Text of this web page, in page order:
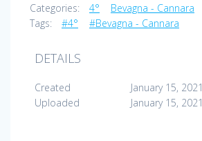
Categories:
4° Bevagna - Cannara
Tags:
#4° #Bevagna - Cannara
DETAILS
Created
January 15, 2021
Uploaded
January 15, 2021